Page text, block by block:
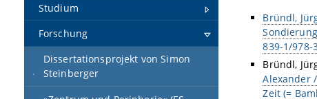
Studium
Forschung
Dissertationsprojekt von Simon
Steinberger
Bründl,
839-1/978-
Bründl,
Alexander
Zeit (=